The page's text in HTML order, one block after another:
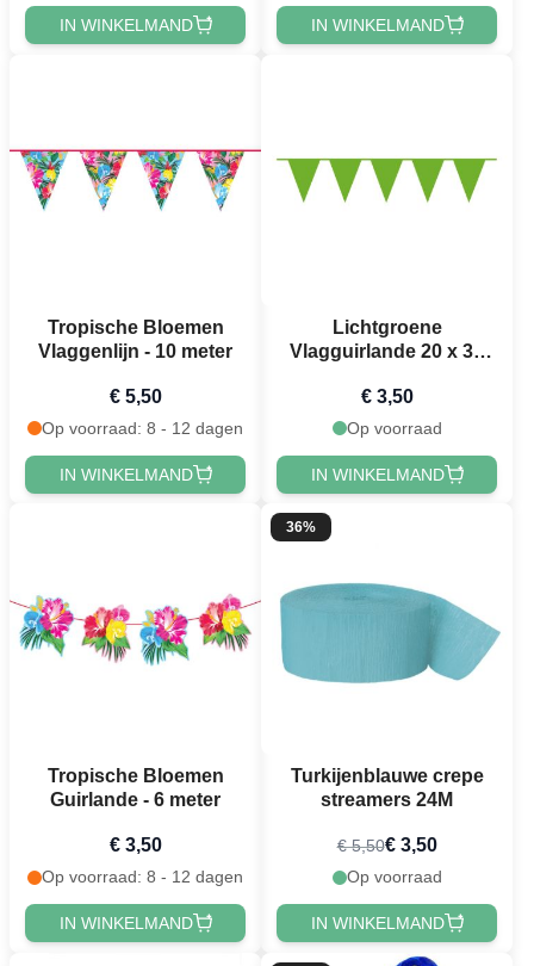
IN WINKELMAND IN WINKELMAND
Tropische Bloemen
Vlaggenlijn - 10 meter
€ 5,50
Op voorraad: 8 - 12 dagen
IN WINKELMAND
Lichtgroene
Vlagguirlande 20 x 30
€ 3,50
Op voorraad
IN WINKELMAND
Tropische Bloemen
Guirlande - 6 meter
€ 3,50
Op voorraad: 8 - 12 dagen
IN WINKELMAND
36%
Turkijenblauwe crepe
streamers 24M
€ 5,50€ 3,50
Op voorraad
IN WINKELMAND